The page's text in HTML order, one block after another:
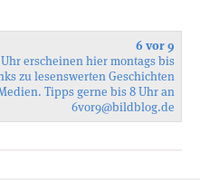
6 vor 9
erscheinen hier montags bis
zu lesenswerten Geschichten
Tipps gerne bis 8 Uhr an
6vor9@bildblog.de